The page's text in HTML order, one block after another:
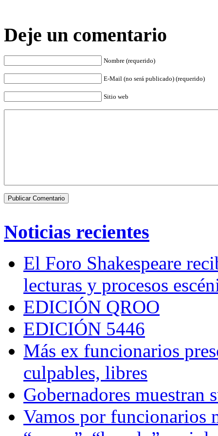
Deje un comentario
Nombre (requerido)
E-Mail (no será publicado) (requerido)
Sitio web
Noticias recientes
El Foro Shakespeare
lecturas y procesos
EDICIÓN QROO
EDICIÓN 5446
Más ex funcionarios
culpables, libres
Gobernadores muestran
Vamos por funcionarios